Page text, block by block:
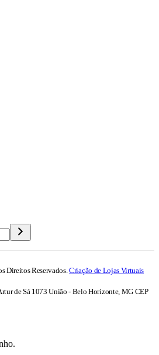
Direitos Reservados.Criação de Lojas Virtuais
de Sá 1073 União - Belo Horizonte, MG CEP